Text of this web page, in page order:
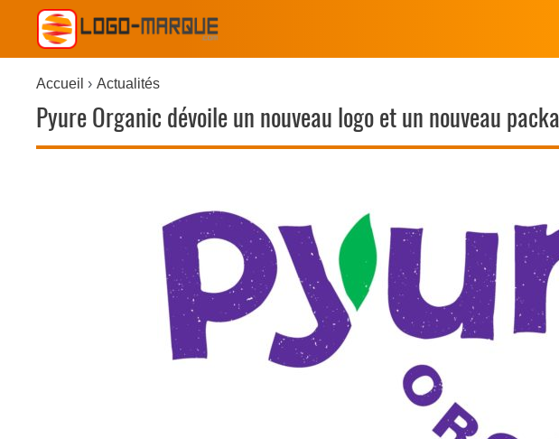
Accueil Actualités
Pyure Organic dévoile un nouveau logo et un nouveau